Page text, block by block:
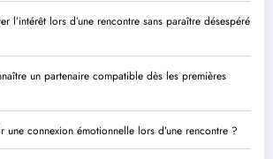
l’intérêt lors d’une rencontre sans paraître désespéré
un partenaire compatible dès les premières
une connexion émotionnelle lors d’une rencontre ?